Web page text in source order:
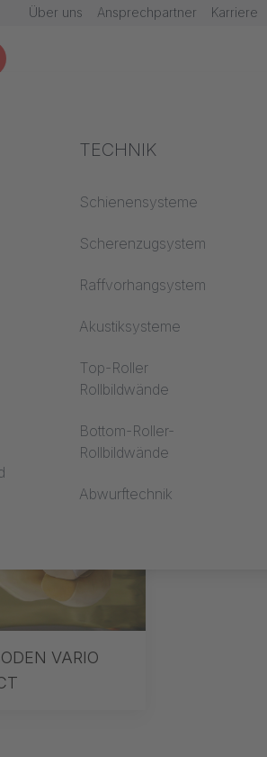
Über uns Ansprechpartner Karriere
Brandschutz
Baustoffklassen
Trevira CS
TECHNIK
Schienensysteme
Scherenzugsystem
Raffvorhangsystem
Akustiksysteme
Top-Roller
Rollbildwände
Bottom-Roller-
Rollbildwände
Abwurftechnik
VARIO